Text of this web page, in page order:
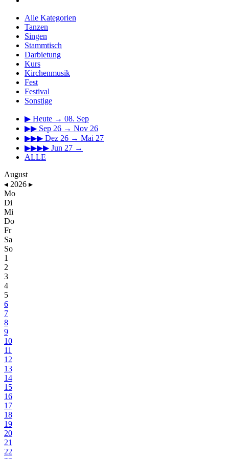
Alle Kategorien
Tanzen
Singen
Stammtisch
Darbietung
Kurs
Kirchenmusik
Fest
Festival
Sonstige
▶ Heute → 08. Sep
▶▶ Sep 26 → Nov 26
▶▶▶ Dez 26 → Mai 27
▶▶▶▶ Jun 27 →
ALLE
August
◂ 2026 ▸
Mo
Di
Mi
Do
Fr
Sa
So
1
2
3
4
5
6
7
8
9
10
11
12
13
14
15
16
17
18
19
20
21
22